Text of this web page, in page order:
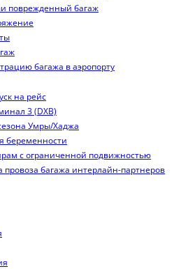
поврежденный багаж
багажа в аэропорту
на рейс
3 (DXB)
Умры/Хаджа
беременности
с ограниченной подвижностью
багажа интерлайн-партнеров